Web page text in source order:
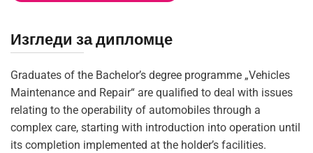
Изгледи за дипломце
Graduates of the Bachelor’s degree programme „Vehicles
Maintenance and Repair“ are qualified to deal with issues
relating to the operability of automobiles through a
complex care, starting with introduction into operation until
its completion implemented at the holder’s facilities.